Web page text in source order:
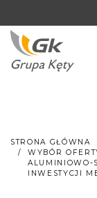
STRONA GŁÓWNA
WYBÓR
ALUMINIOWO-
INWESTYCJI